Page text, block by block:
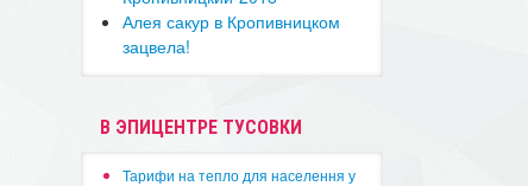
​Алея сакур в Кропивницком
зацвела!
В ЭПИЦЕНТРЕ ТУСОВКИ
​Тарифи на тепло для населення у